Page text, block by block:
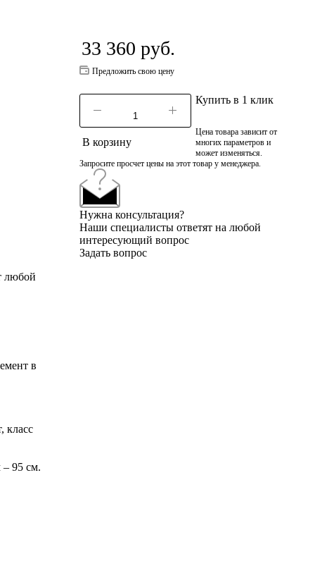
любой
в
класс
– 95 см.
33 360 руб.
Предложить свою цену
В корзину
Купить в 1 клик
Цена товара зависит от
многих параметров и
может изменяться.
Запросите просчет цены на этот товар у менеджера.
Нужна консультация?
Наши специалисты ответят на любой
интересующий вопрос
Задать вопрос